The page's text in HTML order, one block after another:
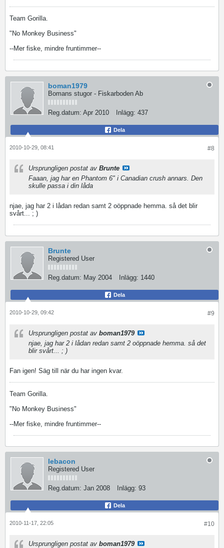
Team Gorilla.
"No Monkey Business"
--Mer fiske, mindre fruntimmer--
boman1979
Bomans stugor - Fiskarboden Ab
Reg.datum: Apr 2010 Inlägg: 437
Dela
#8
2010-10-29, 08:41
Ursprungligen postat av Brunte
Faaan, jag har en Phantom 6" i Canadian crush annars. Den
skulle passa i din låda
njae, jag har 2 i lådan redan samt 2 oöppnade hemma. så det blir
svårt... ; )
Brunte
Registered User
Reg.datum: May 2004 Inlägg: 1440
Dela
#9
2010-10-29, 09:42
Ursprungligen postat av boman1979
njae, jag har 2 i lådan redan samt 2 oöppnade hemma. så det
blir svårt... ; )
Fan igen! Säg till när du har ingen kvar.
Team Gorilla.
"No Monkey Business"
--Mer fiske, mindre fruntimmer--
lebacon
Registered User
Reg.datum: Jan 2008 Inlägg: 93
Dela
#10
2010-11-17, 22:05
Ursprungligen postat av boman1979